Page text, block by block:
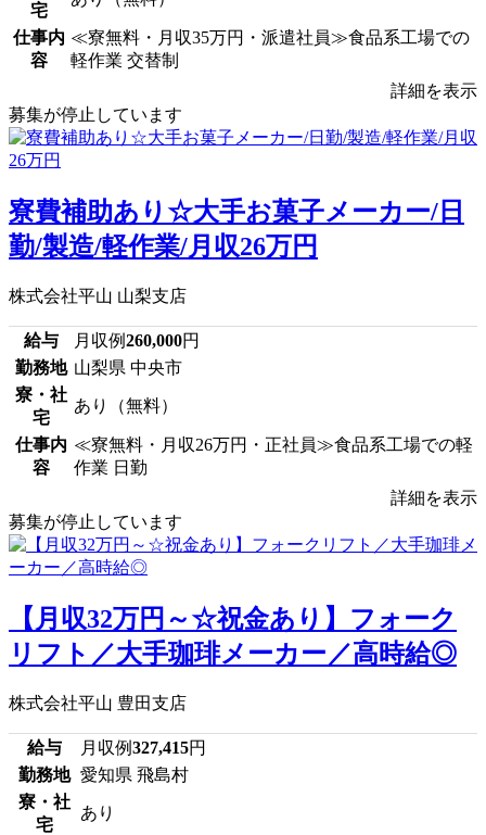
宅
仕事内
容
≪寮無料・月収35万円・派遣社員≫食品系工場での
軽作業 交替制
詳細を表示
募集が停止しています
寮費補助あり☆大手お菓子メーカー/日
勤/製造/軽作業/月収26万円
株式会社平山 山梨支店
給与 月収例260,000円
勤務地 山梨県 中央市
寮・社
宅
あり（無料）
仕事内
容
≪寮無料・月収26万円・正社員≫食品系工場での軽
作業 日勤
詳細を表示
募集が停止しています
【月収32万円～☆祝金あり】フォーク
リフト／大手珈琲メーカー／高時給◎
株式会社平山 豊田支店
給与 月収例327,415円
勤務地 愛知県 飛島村
寮・社
宅
あり